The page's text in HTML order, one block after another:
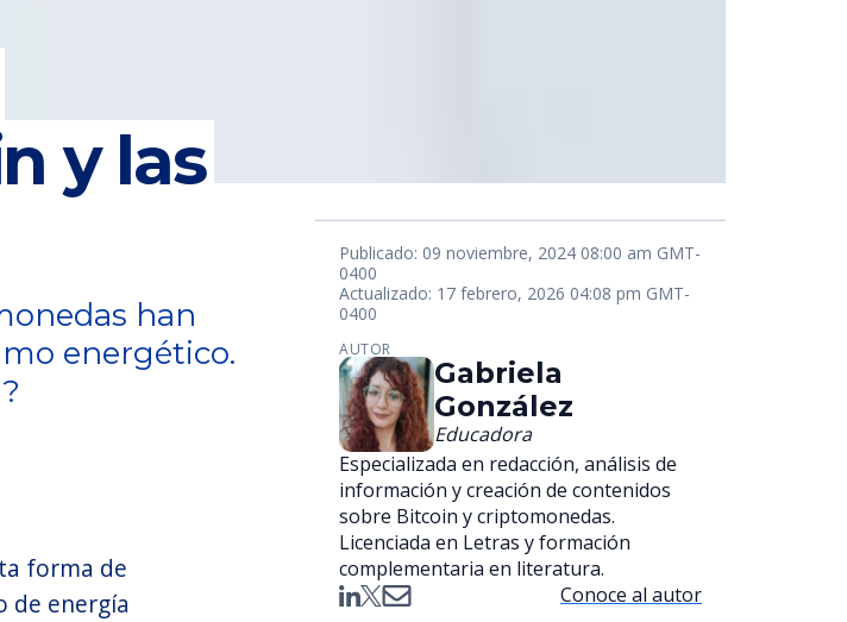
y las
han
energético.
forma de
de energía
Publicado: 09 noviembre, 2024 08:00 am GMT-
0400
Actualizado: 17 febrero, 2026 04:08 pm GMT-
0400
AUTOR
Gabriela
González
Educadora
Especializada en redacción, análisis de
información y creación de contenidos
sobre Bitcoin y criptomonedas.
Licenciada en Letras y formación
complementaria en literatura.
Conoce al autor